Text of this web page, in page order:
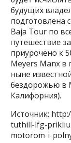
будущих
подготовлена
Baja Tour по
путешествие
приурочено к
Meyers Manx в
ныне
бездорожью в
Калифорния).
Источник:
tuthill-lfg-
motorom-i-